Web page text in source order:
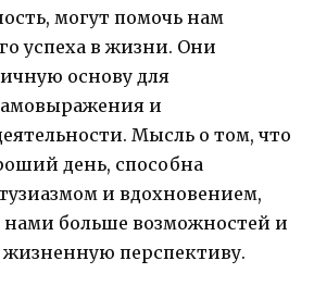
могут помочь нам
успеха в жизни. Они
основу для
и
Мысль о том, что
день, способна
и вдохновением,
нами больше возможностей и
перспективу.